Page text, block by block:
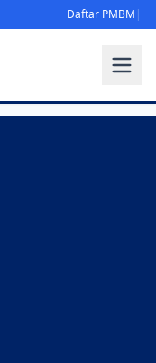
Daftar PMBM |